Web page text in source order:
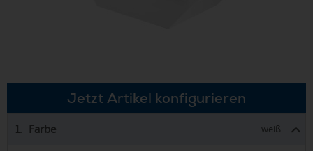
Jetzt Artikel konfigurieren
1. Farbe weiß